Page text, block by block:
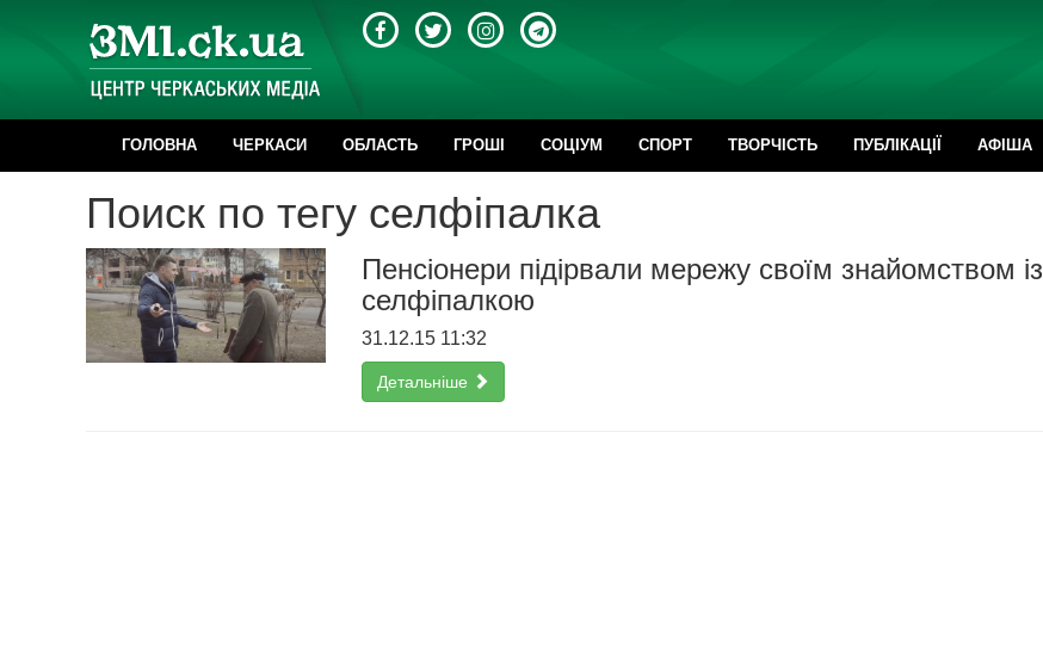
ГОЛОВНА ЧЕРКАСИ ОБЛАСТЬ ГРОШІ CОЦІУМ СПОРТ ТВОРЧІСТЬ ПУБЛІКАЦІЇ АФІША
Поиск по тегу селфіпалка
Пенсіонери підірвали мережу своїм знайомством із
селфіпалкою
31.12.15 11:32
Детальніше